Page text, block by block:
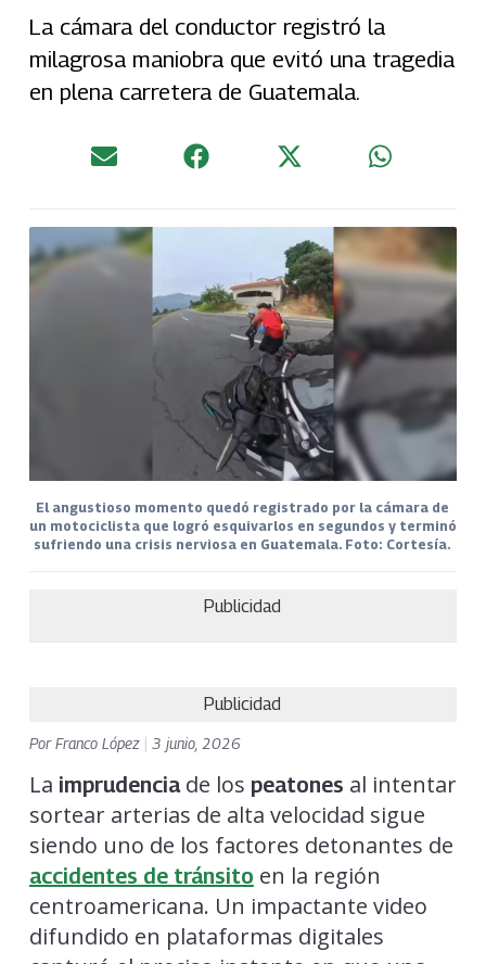
La cámara del conductor registró la
milagrosa maniobra que evitó una tragedia
en plena carretera de Guatemala.
El angustioso momento quedó registrado por la cámara de
un motociclista que logró esquivarlos en segundos y terminó
sufriendo una crisis nerviosa en Guatemala. Foto: Cortesía.
Publicidad
Publicidad
PorFranco López 3 junio, 2026
La imprudenciade los peatones al intentar
sortear arterias de alta velocidad sigue
siendo uno de los factores detonantes de
accidentes de tránsito en la región
centroamericana. Un impactante video
difundido en plataformas digitales